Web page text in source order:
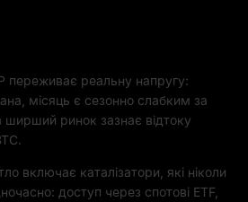
переживає реальну напругу:
місяць є сезонно слабким за
ринок зазнає відтоку
включає каталізатори, які ніколи
доступ через спотові ETF,